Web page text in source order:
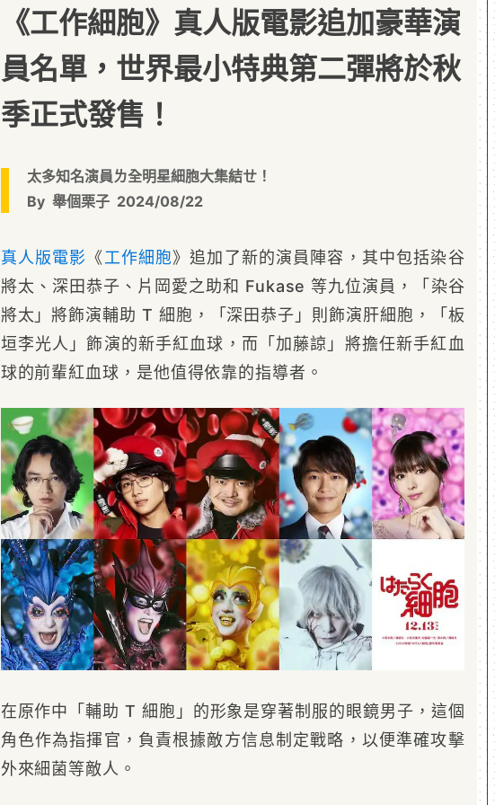
《工作細胞》真人版電影追加豪華演
員名單，世界最小特典第二彈將於秋
季正式發售！
太多知名演員ㄌ全明星細胞大集結ㄝ！
By 舉個栗子 2024/08/22
真人版電影 《工作細胞》追加了新的演員陣容，其中包括染谷
將太、深田恭子、片岡愛之助和 Fukase 等九位演員，「染谷
將太」將飾演輔助 T 細胞，「深田恭子」則飾演肝細胞，「板
垣李光人」飾演的新手紅血球，而「加藤諒」將擔任新手紅血
球的前輩紅血球，是他值得依靠的指導者。
在原作中「輔助 T 細胞」的形象是穿著制服的眼鏡男子，這個
角色作為指揮官，負責根據敵方信息制定戰略，以便準確攻擊
外來細菌等敵人。